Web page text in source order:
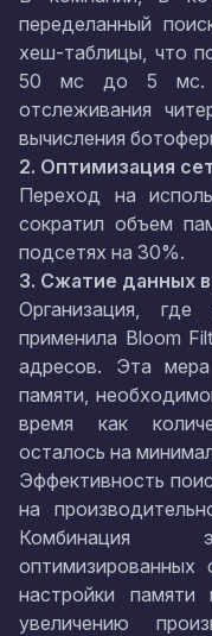
переделанный
хеш-таблицы, что
50 мс до 5 мс.
отслеживания
вычисления
2. Оптимизация
Переход на
сократил объем
подсетях на 30%.
3. Сжатие данных
Организация, где
применила Bloom
адресов. Эта
памяти,
время как
осталось на
Эффективность
на
Комбинация
оптимизированных
настройки
увеличению